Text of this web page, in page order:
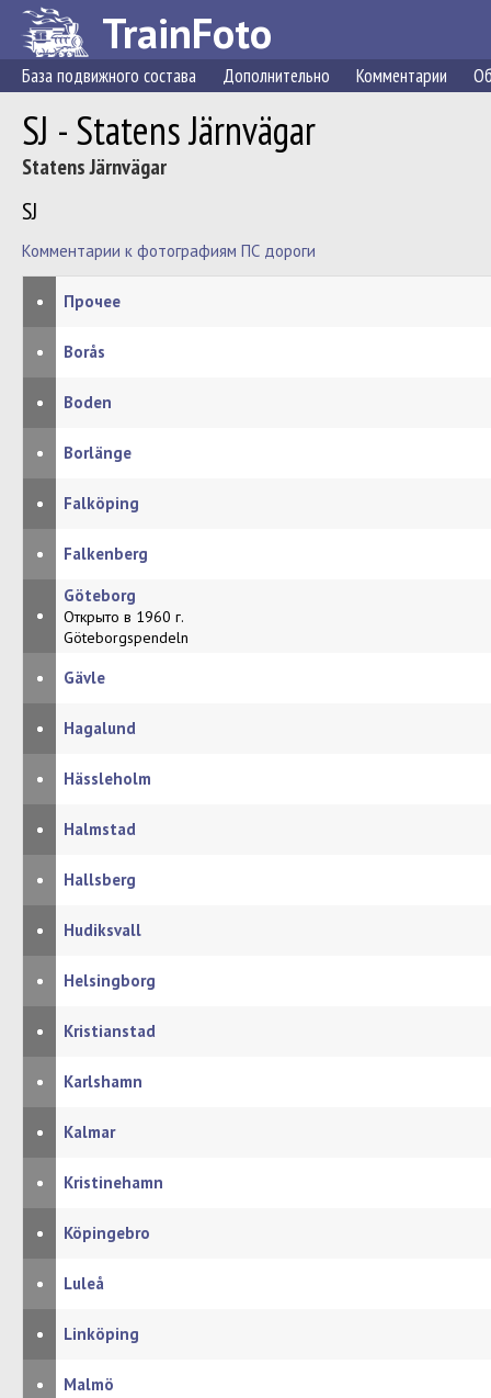
TrainFoto
База подвижного состава Дополнительно Комментарии
SJ - Statens Järnvägar
Statens Järnvägar
SJ
Комментарии к фотографиям ПС дороги
• Прочее
• Borås
• Boden
• Borlänge
• Falköping
• Falkenberg
•
Göteborg
Открыто в 1960 г.
Göteborgspendeln
• Gävle
• Hagalund
• Hässleholm
• Halmstad
• Hallsberg
• Hudiksvall
• Helsingborg
• Kristianstad
• Karlshamn
• Kalmar
• Kristinehamn
• Köpingebro
• Luleå
• Linköping
• Malmö